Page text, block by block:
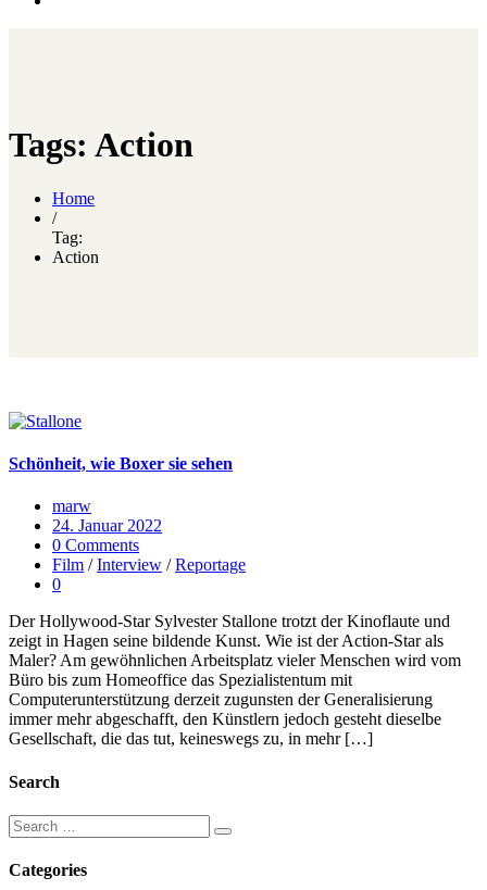
Tags: Action
Home
/
Tag:
Action
Schönheit, wie Boxer sie sehen
marw
24. Januar 2022
0 Comments
Film /Interview /Reportage
0
Der Hollywood-Star Sylvester Stallone trotzt der Kinoflaute und
zeigt in Hagen seine bildende Kunst. Wie ist der Action-Star als
Maler? Am gewöhnlichen Arbeitsplatz vieler Menschen wird vom
Büro bis zum Homeoffice das Spezialistentum mit
Computerunterstützung derzeit zugunsten der Generalisierung
immer mehr abgeschafft, den Künstlern jedoch gesteht dieselbe
Gesellschaft, die das tut, keineswegs zu, in mehr […]
Search
Categories